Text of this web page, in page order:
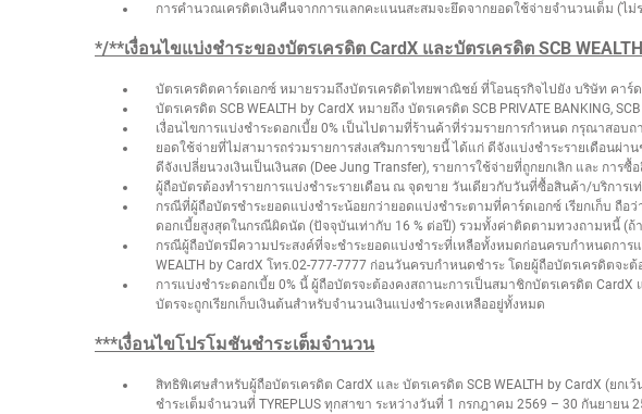
การคำนวณเครดิตเงินคืนจากการแลกคะแนนสะสมจะยึดจากยอดใช้จ่ายจำนวนเต็ม (ไ
*/**เงื่อนไขแบ่งชำระของบัตรเครดิต CardX และบัตรเครดิต SCB
บัตรเครดิตคาร์ดเอกซ์ หมายรวมถึงบัตรเครดิตไทยพาณิชย์ ที่โอนธุรกิจไปยัง บริษัท คาร์
บัตรเครดิต SCB WEALTH by CardX หมายถึง บัตรเครดิต SCB PRIVATE BANKING, SCB
เงื่อนไขการแบ่งชำระดอกเบี้ย 0% เป็นไปตามที่ร้านค้าที่ร่วมรายการกำหนด กรุณาสอบ
ยอดใช้จ่ายที่ไม่สามารถร่วมรายการส่งเสริมการขายนี้ ได้แก่ ดีจังแบ่งชำระรายเดือนผ่า
ดีจังเปลี่ยนวงเงินเป็นเงินสด (Dee Jung Transfer), รายการใช้จ่ายที่ถูกยกเลิก และ กา
ผู้ถือบัตรต้องทำรายการแบ่งชำระรายเดือน ณ จุดขาย วันเดียวกับวันที่ซื้อสินค้า/บริการเ
กรณีที่ผู้ถือบัตรชำระยอดแบ่งชำระน้อยกว่ายอดแบ่งชำระตามที่คาร์ดเอกซ์ เรียกเก็บ ถื
ดอกเบี้ยสูงสุดในกรณีผิดนัด (ปัจจุบันเท่ากับ 16 % ต่อปี) รวมทั้งค่าติดตามทวงถามหนี้
กรณีผู้ถือบัตรมีความประสงค์ที่จะชำระยอดแบ่งชำระที่เหลือทั้งหมดก่อนครบกำหนดการ
WEALTH by CardX โทร.02-777-7777 ก่อนวันครบกำหนดชำระ โดยผู้ถือบัตรเครดิตจะ
การแบ่งชำระดอกเบี้ย 0% นี้ ผู้ถือบัตรจะต้องคงสถานะการเป็นสมาชิกบัตรเครดิต
บัตรจะถูกเรียกเก็บเงินต้นสำหรับจำนวนเงินแบ่งชำระคงเหลืออยู่ทั้งหมด
***เงื่อนไขโปรโมชันชำระเต็มจำนวน
สิทธิพิเศษสำหรับผู้ถือบัตรเครดิต CardX และ บัตรเครดิต SCB WEALTH by CardX (ยกเ
ชำระเต็มจำนวนที่ TYREPLUS ทุกสาขา ระหว่างวันที่ 1 กรกฎาคม 2569 – 30 กันยายน